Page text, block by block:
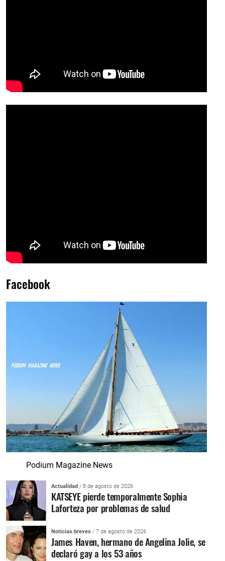
Facebook
Podium Magazine News
Actualidad / 8 de agosto de 2026
KATSEYE pierde temporalmente Sophia
Laforteza por problemas de salud
Noticias breves / 7 de agosto de 2026
James Haven, hermano de Angelina Jolie, se
declaró gay a los 53 años